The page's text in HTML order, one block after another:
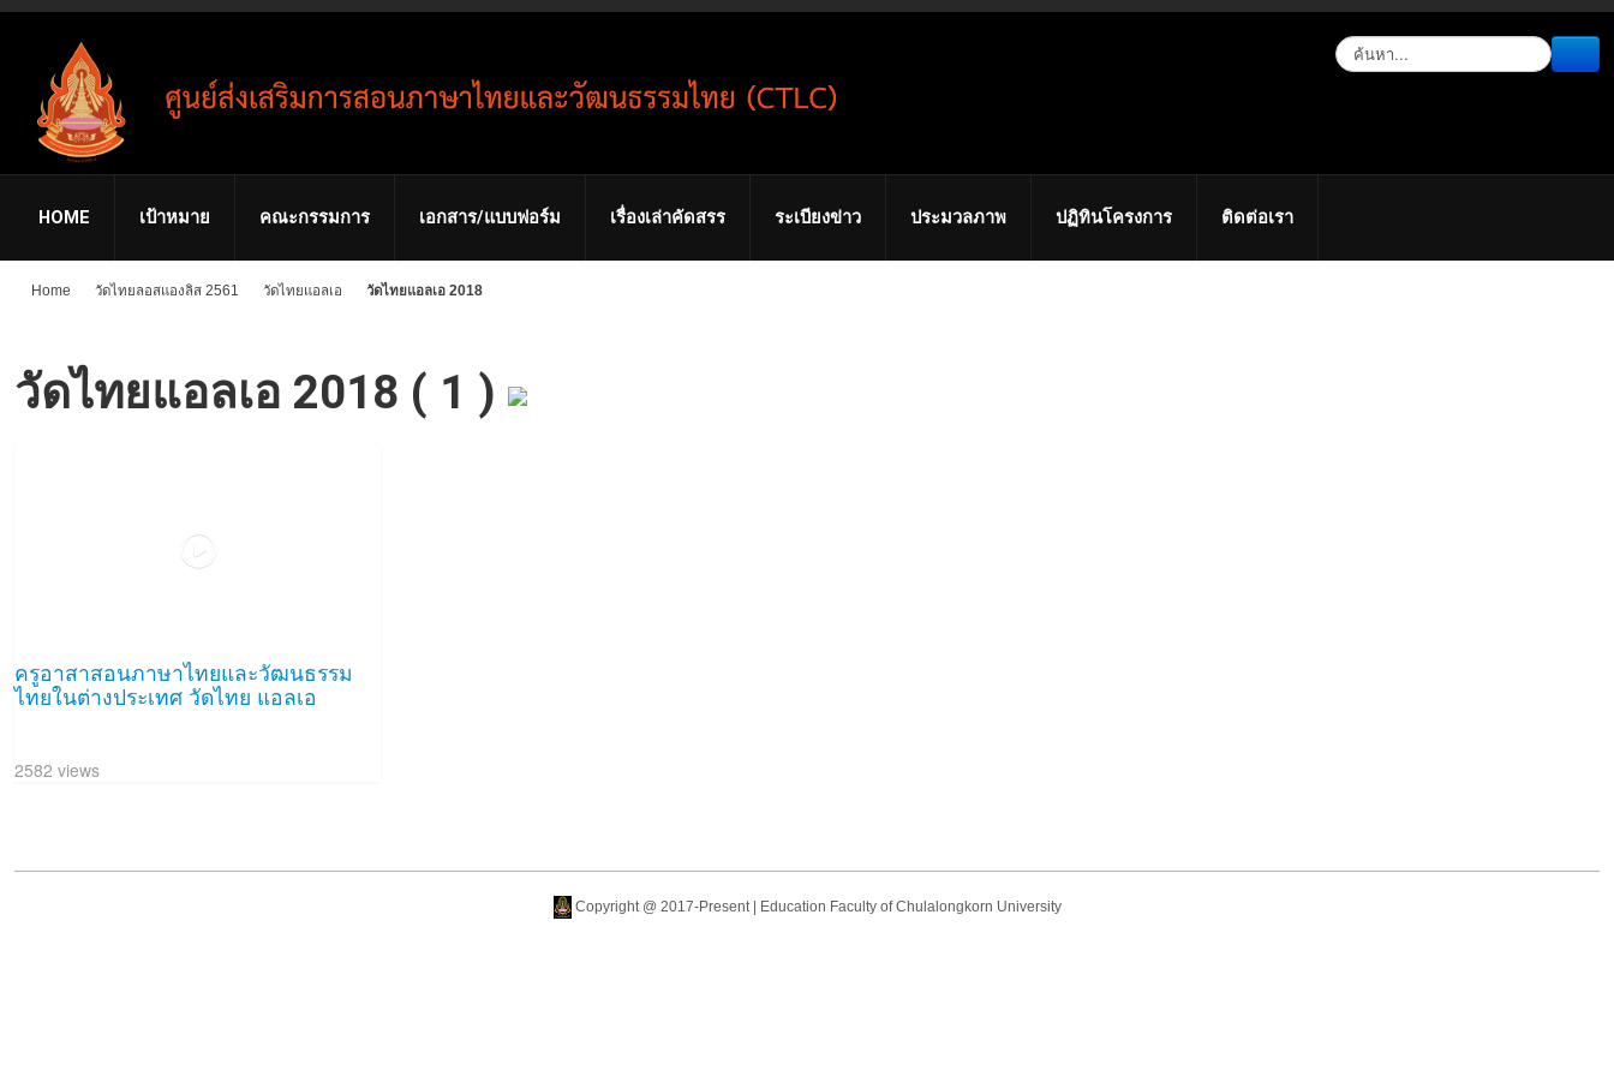
HOME เป้าหมาย คณะกรรมการ เอกสาร/แบบฟอร์ม เรื่องเล่าคัดสรร ระเบียงข่าว ประมวลภาพ ปฏิทินโครงการ ติดต่อเรา
Home วัดไทยลอสแองลิส 2561 วัดไทยแอลเอ วัดไทยแอลเอ 2018
วัดไทยแอลเอ 2018 ( 1 )
ครูอาสาสอนภาษาไทยและวัฒนธรรม
ไทยในต่างประเทศ วัดไทย แอลเอ
2582 views
Copyright @ 2017-Present | Education Faculty of Chulalongkorn University